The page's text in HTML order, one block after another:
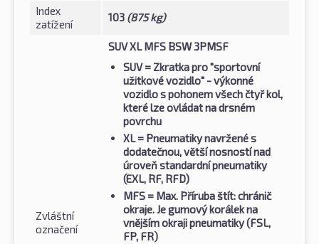
Index
zatížení
103 (875 kg)
Zvláštní
označení
SUV XL MFS BSW 3PMSF
SUV= Zkratka pro "sportovní
užitkové vozidlo" - výkonné
vozidlo s pohonem všech čtyř kol,
které lze ovládat na drsném
povrchu
XL= Pneumatiky navržené s
dodatečnou, větší nosností nad
úroveň standardní pneumatiky
(EXL, RF, RFD)
MFS = Max. Příruba štít: chránič
okraje. Je gumový korálek na
vnějším okraji pneumatiky (FSL,
FP, FR)